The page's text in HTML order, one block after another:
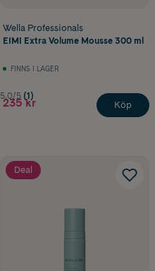
Wella Professionals
EIMI Extra Volume Mousse 300 ml
FINNS I LAGER
5.0/5 (1)
235 kr Köp
Deal